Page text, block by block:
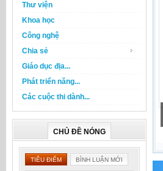
Thư viện
Khoa học
Công nghệ
Chia sẻ
Giáo dục địa...
Phát triển năng...
Các cuộc thi dành...
CHỦ ĐỀ NÓNG
TIÊU ĐIỂM BÌNH LUẬN MỚI